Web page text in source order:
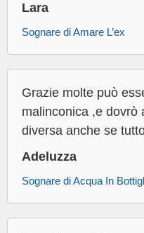
Lara
Sognare di Amare L’ex
Grazie molte può
malinconica ,e dovrò
diversa anche se
Adeluzza
Sognare di Acqua In